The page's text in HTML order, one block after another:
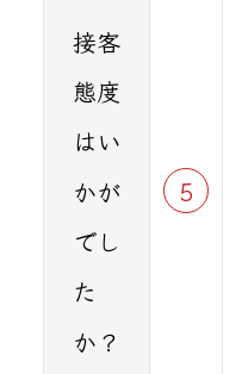
接客
態度
はい
かが
でし
た
か？
5